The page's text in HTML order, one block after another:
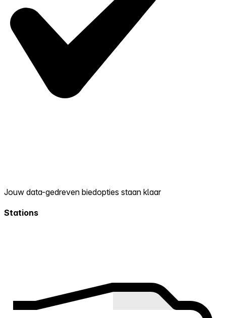
Jouw data-gedreven biedopties staan klaar
Stations